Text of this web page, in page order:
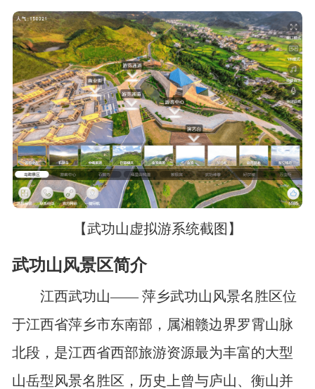
【武功山虚拟游系统截图】
武功山风景区简介
江西武功山—— 萍乡武功山风景名胜区位
于江西省萍乡市东南部，属湘赣边界罗霄山脉
北段，是江西省西部旅游资源最为丰富的大型
山岳型风景名胜区，历史上曾与庐山、衡山并